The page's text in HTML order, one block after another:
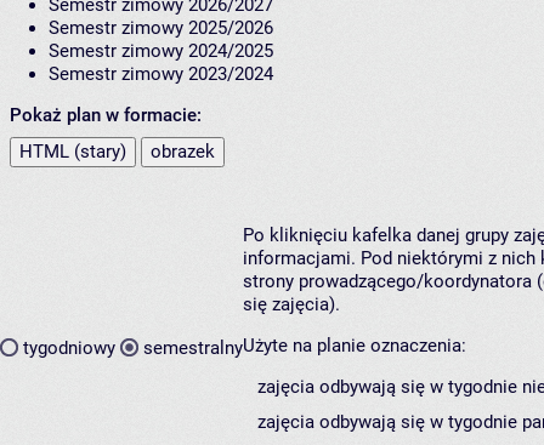
Semestr zimowy 2026/2027
Semestr zimowy 2025/2026
Semestr zimowy 2024/2025
Semestr zimowy 2023/2024
Pokaż plan w formacie:
HTML (stary)
obrazek
tygodniowy semestralny
Po kliknięciu kafelka danej grupy
informacjami. Pod niektórymi z nich
strony prowadzącego/koordynatora
się zajęcia).
Użyte na planie oznaczenia:
zajęcia odbywają się w tygodnie
zajęcia odbywają się w tygodnie